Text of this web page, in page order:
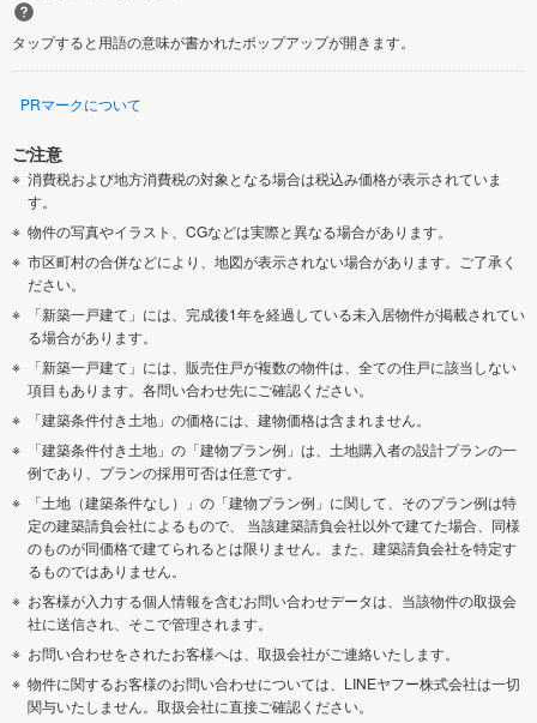
タップすると用語の意味が書かれたポップアップが開きます。
PRマークについて
ご注意
消費税および地方消費税の対象となる場合は税込み価格が表示されていま
す。
物件の写真やイラスト、CGなどは実際と異なる場合があります。
市区町村の合併などにより、地図が表示されない場合があります。ご了承く
ださい。
「新築一戸建て」には、完成後1年を経過している未入居物件が掲載されてい
る場合があります。
「新築一戸建て」には、販売住戸が複数の物件は、全ての住戸に該当しない
項目もあります。各問い合わせ先にご確認ください。
「建築条件付き土地」の価格には、建物価格は含まれません。
「建築条件付き土地」の「建物プラン例」は、土地購入者の設計プランの一
例であり、プランの採用可否は任意です。
「土地（建築条件なし）」の「建物プラン例」に関して、そのプラン例は特
定の建築請負会社によるもので、 当該建築請負会社以外で建てた場合、同様
のものが同価格で建てられるとは限りません。また、建築請負会社を特定す
るものではありません。
お客様が入力する個人情報を含むお問い合わせデータは、当該物件の取扱会
社に送信され、そこで管理されます。
お問い合わせをされたお客様へは、取扱会社がご連絡いたします。
物件に関するお客様のお問い合わせについては、LINEヤフー株式会社は一切
関与いたしません。取扱会社に直接ご確認ください。